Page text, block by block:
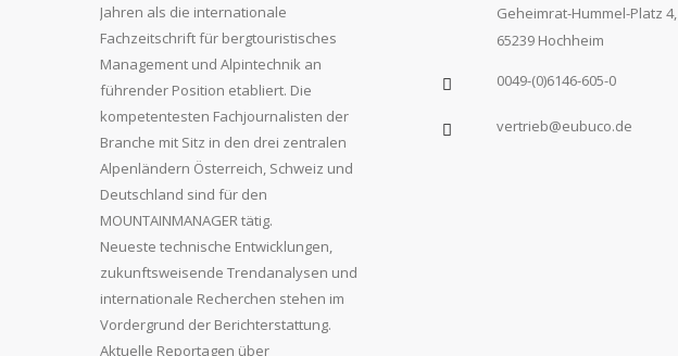
Jahren als die internationale
Fachzeitschrift für bergtouristisches
Management und Alpintechnik an
führender Position etabliert. Die
kompetentesten Fachjournalisten der
Branche mit Sitz in den drei zentralen
Alpenländern Österreich, Schweiz und
Deutschland sind für den
MOUNTAINMANAGER tätig.
Neueste technische Entwicklungen,
zukunftsweisende Trendanalysen und
internationale Recherchen stehen im
Vordergrund der Berichterstattung.
Aktuelle Reportagen über
Geheimrat-Hummel-Platz 4,
65239 Hochheim
0049-(0)6146-605-0
vertrieb@eubuco.de